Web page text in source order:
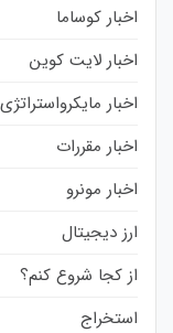
اخبار کوساما
اخبار لایت کوین
اخبار مایکرواستراتژی
اخبار مقررات
اخبار مونرو
ارز دیجیتال
از کجا شروع کنم؟
استخراج